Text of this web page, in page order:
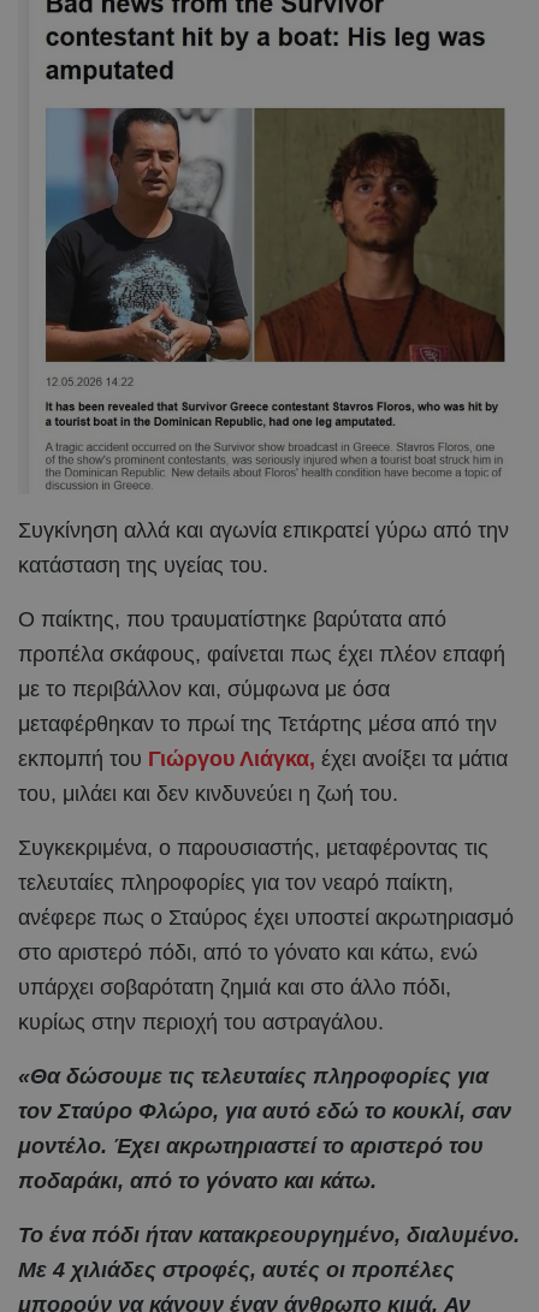
Συγκίνηση αλλά και αγωνία επικρατεί γύρω από την
κατάσταση της υγείας του.
Ο παίκτης, που τραυματίστηκε βαρύτατα από
προπέλα σκάφους, φαίνεται πως έχει πλέον επαφή
με το περιβάλλον και, σύμφωνα με όσα
μεταφέρθηκαν το πρωί της Τετάρτης μέσα από την
εκπομπή του Γιώργου Λιάγκα, έχει ανοίξει τα μάτια
του, μιλάει και δεν κινδυνεύει η ζωή του.
Συγκεκριμένα, ο παρουσιαστής, μεταφέροντας τις
τελευταίες πληροφορίες για τον νεαρό παίκτη,
ανέφερε πως ο Σταύρος έχει υποστεί ακρωτηριασμό
στο αριστερό πόδι, από το γόνατο και κάτω, ενώ
υπάρχει σοβαρότατη ζημιά και στο άλλο πόδι,
κυρίως στην περιοχή του αστραγάλου.
«Θα δώσουμε τις τελευταίες πληροφορίες για
τον Σταύρο Φλώρο, για αυτό εδώ το κουκλί, σαν
μοντέλο. Έχει ακρωτηριαστεί το αριστερό του
ποδαράκι, από το γόνατο και κάτω.
Το ένα πόδι ήταν κατακρεουργημένο, διαλυμένο.
Με 4 χιλιάδες στροφές, αυτές οι προπέλες
μπορούν να κάνουν έναν άνθρωπο κιμά. Αν